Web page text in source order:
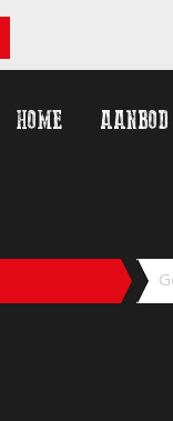
HOME AANBOD